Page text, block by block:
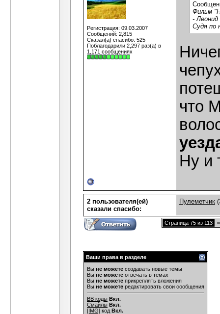
Регистрация: 09.03.2007
Сообщений: 2,815
Сказал(а) спасибо: 525
Поблагодарили 2,297 раз(а) в
1,171 сообщениях
Фильм
-
Судя по
что
Ну и
2 пользователя(ей)
сказали cпасибо:
Пулеметчик
Страница 75 из 113 «
Ваши права в разделе
Вы не можете создавать новые темы
Вы не можете отвечать в темах
Вы не можете прикреплять вложения
Вы не можете редактировать свои сообщения
BB коды Вкл.
Смайлы Вкл.
[IMG] код Вкл.